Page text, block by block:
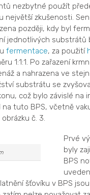
nezbytné použít
největší zkušenosti.
později, kdy byl
jednotlivých substrátů
fermentace, za použití
1:1:1. Po zařazení
a nahrazena ve
substrátu se
což bylo závislé na
na tuto BPS, včetně
č. 3.
Prvé
byly
BPS
šťovíku v BPS